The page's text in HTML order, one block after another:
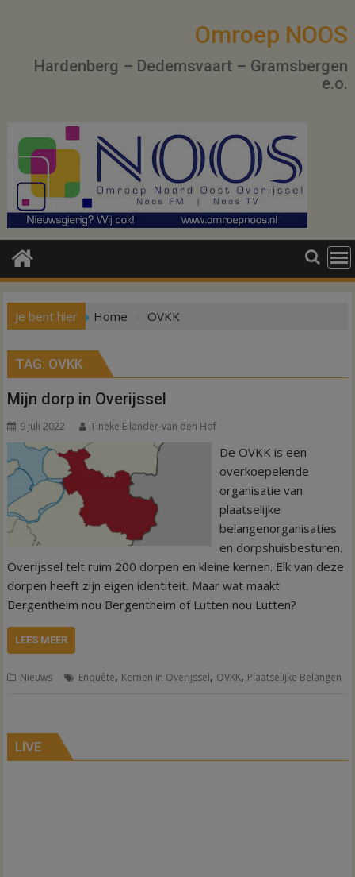
Omroep NOOS
Hardenberg – Dedemsvaart – Gramsbergen
e.o.
Je bent hier Home OVKK
TAG: OVKK
Mijn dorp in Overijssel
9 juli 2022 Tineke Eilander-van den Hof
De OVKK is een
overkoepelende
organisatie van
plaatselijke
belangenorganisaties
en dorpshuisbesturen.
Overijssel telt ruim 200 dorpen en kleine kernen. Elk van deze
dorpen heeft zijn eigen identiteit. Maar wat maakt
Bergentheim nou Bergentheim of Lutten nou Lutten?
LEES MEER
Nieuws Enquête, Kernen in Overijssel, OVKK, Plaatselijke Belangen
LIVE